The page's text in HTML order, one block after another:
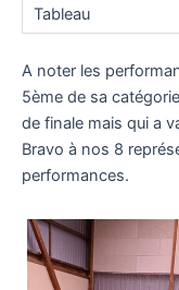
A noter les
5ème de sa
de finale mais qui a
Bravo à nos 8
performances.